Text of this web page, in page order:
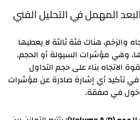
المهمل في التحليل الفني
والزخم، هناك فئة ثالثة لا يعطيها
وهي مؤشرات السيولة أو الحجم.
الاتجاه بناء على حجم التداول
في تأكيد أي إشارة صادرة عن مؤشرات
في صفقة.